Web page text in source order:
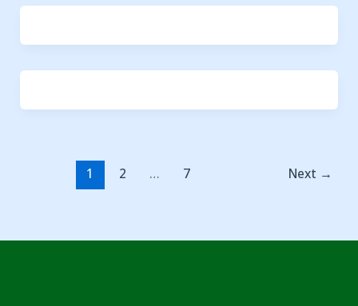
1 2 … 7 Next →